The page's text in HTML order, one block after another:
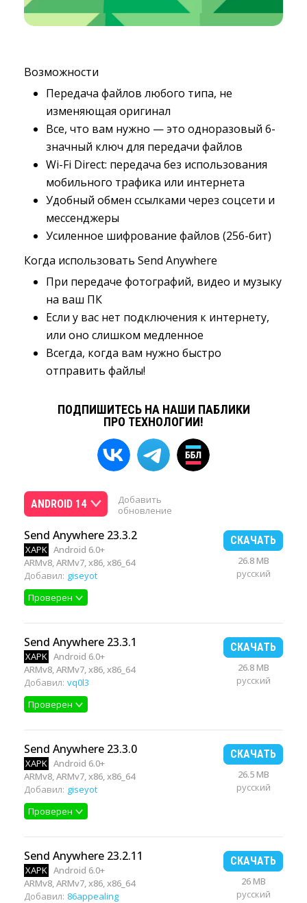
Возможности
Передача файлов любого типа, не
изменяющая оригинал
Все, что вам нужно — это одноразовый 6-
значный ключ для передачи файлов
Wi-Fi Direct: передача без использования
мобильного трафика или интернета
Удобный обмен ссылками через соцсети и
мессенджеры
Усиленное шифрование файлов (256-бит)
Когда использовать Send Anywhere
При передаче фотографий, видео и музыку
на ваш ПК
Если у вас нет подключения к интернету,
или оно слишком медленное
Всегда, когда вам нужно быстро
отправить файлы!
ПОДПИШИТЕСЬ НА НАШИ ПАБЛИКИ
ПРО ТЕХНОЛОГИИ!
ANDROID 14
Добавить
обновление
Send Anywhere 23.3.2
XAPK Android 6.0+
ARMv8, ARMv7, x86, x86_64
Добавил: giseyot
Проверен
СКАЧАТЬ
26.8 MB
русский
Send Anywhere 23.3.1
XAPK Android 6.0+
ARMv8, ARMv7, x86, x86_64
Добавил: vq0l3
Проверен
СКАЧАТЬ
26.8 MB
русский
Send Anywhere 23.3.0
XAPK Android 6.0+
ARMv8, ARMv7, x86, x86_64
Добавил: giseyot
Проверен
СКАЧАТЬ
26.5 MB
русский
Send Anywhere 23.2.11
XAPK Android 6.0+
ARMv8, ARMv7, x86, x86_64
Добавил: 86appealing
СКАЧАТЬ
26 MB
русский